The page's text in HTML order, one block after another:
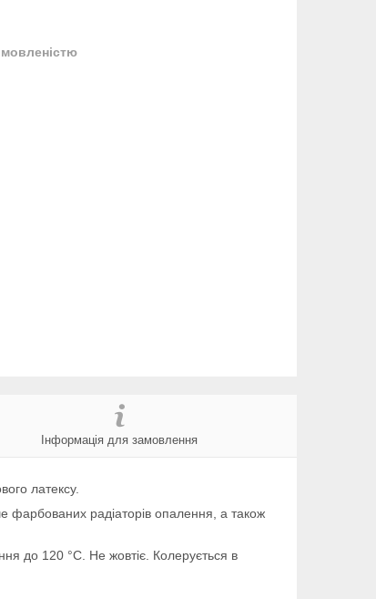
Інформація для замовлення
латексу.
фарбованих радіаторів опалення, а також
до 120 °C. Не жовтіє. Колерується в